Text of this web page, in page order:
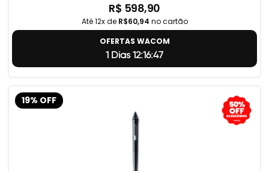
R$ 598,90
Até 12x de R$60,94 no cartão
OFERTAS WACOM
1 Dias 12:16:46
19% OFF